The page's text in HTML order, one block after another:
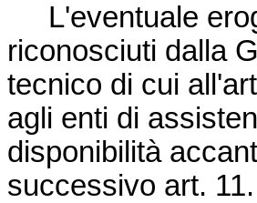
L'eventuale
riconosciuti dalla
tecnico di cui
agli enti di
disponibilità
successivo art. 11.